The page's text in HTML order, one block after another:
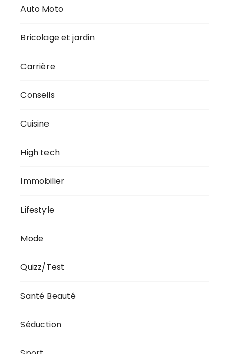
Auto Moto
Bricolage et jardin
Carrière
Conseils
Cuisine
High tech
Immobilier
Lifestyle
Mode
Quizz/Test
Santé Beauté
Séduction